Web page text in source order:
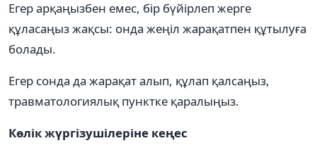
Егер арқаңызбен емес, бір бүйірлеп жерге
құласаңыз жақсы: онда жеңіл жарақатпен құтылуға
болады.
Егер сонда да жарақат алып, құлап қалсаңыз,
травматологиялық пунктке қаралыңыз.
Көлік жүргізушілеріне кеңес